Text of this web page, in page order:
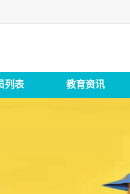
列表 教育资讯